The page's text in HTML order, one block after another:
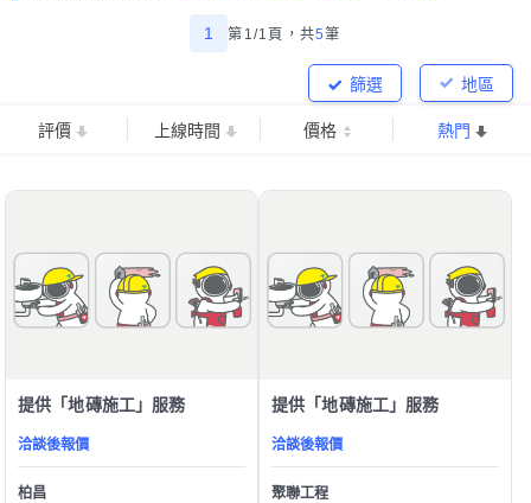
1 第1/1頁， 共5筆
地區
篩選
評價 上線時間 價格 熱門
提供「地磚施工」服務
洽談後報價
柏昌
提供「地磚施工」服務
洽談後報價
聚聯工程